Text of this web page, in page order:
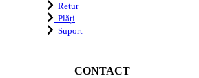
Retur
Plăți
Suport
CONTACT